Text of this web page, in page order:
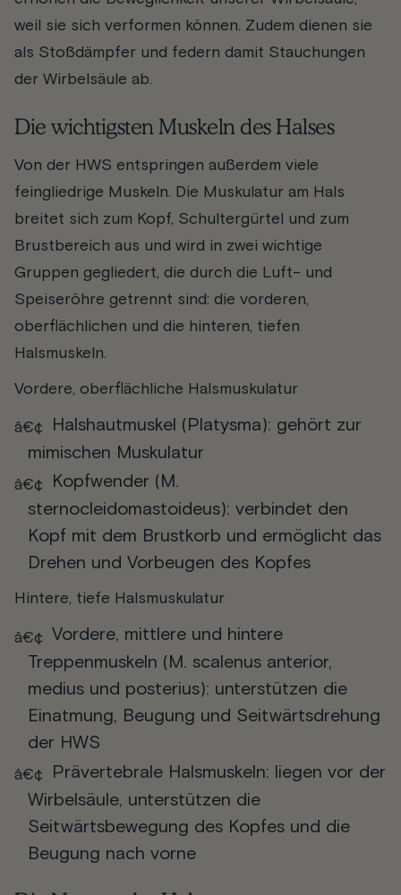
weil sie sich verformen können. Zudem dienen sie
als Stoßdämpfer und federn damit Stauchungen
der Wirbelsäule ab.
Die wichtigsten Muskeln des Halses
Von der HWS entspringen außerdem viele
feingliedrige Muskeln. Die Muskulatur am Hals
breitet sich zum Kopf, Schultergürtel und zum
Brustbereich aus und wird in zwei wichtige
Gruppen gegliedert, die durch die Luft- und
Speiseröhre getrennt sind: die vorderen,
oberflächlichen und die hinteren, tiefen
Halsmuskeln.
Vordere, oberflächliche Halsmuskulatur
Halshautmuskel (Platysma): gehört zur
mimischen Muskulatur
Kopfwender (M.
sternocleidomastoideus): verbindet den
Kopf mit dem Brustkorb und ermöglicht das
Drehen und Vorbeugen des Kopfes
Hintere, tiefe Halsmuskulatur
Vordere, mittlere und hintere
Treppenmuskeln (M. scalenus anterior,
medius und posterius): unterstützen die
Einatmung, Beugung und Seitwärtsdrehung
der HWS
Prävertebrale Halsmuskeln: liegen vor der
Wirbelsäule, unterstützen die
Seitwärtsbewegung des Kopfes und die
Beugung nach vorne